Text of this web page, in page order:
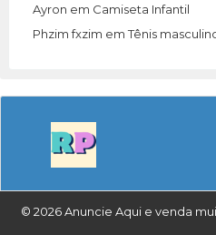
Ayron em Camiseta Infantil
Phzim fxzim emTênis
© 2026 Anuncie Aqui e venda